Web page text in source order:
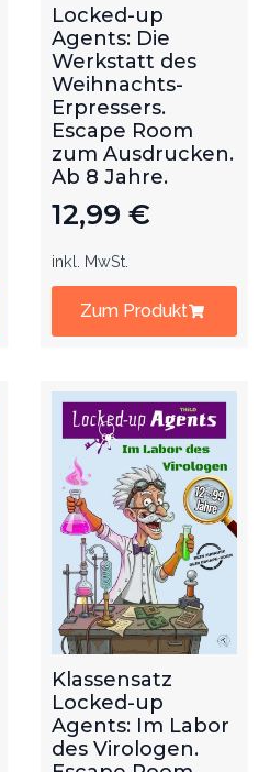
Locked-up
Agents: Die
Werkstatt des
Weihnachts-
Erpressers.
Escape Room
zum Ausdrucken.
Ab 8 Jahre.
12,99 €
inkl. MwSt.
Zum Produkt
Klassensatz
Locked-up
Agents: Im Labor
des Virologen.